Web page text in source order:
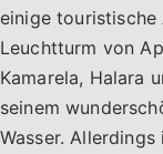
einige
Leuchtturm von
Kamarela, Halara
seinem
Wasser.